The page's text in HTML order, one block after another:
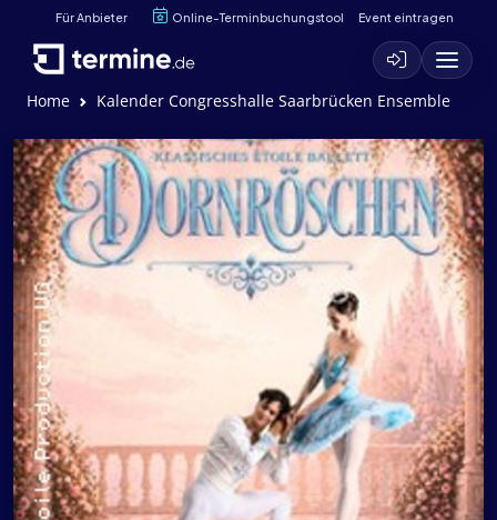
Für Anbieter Online-Terminbuchungstool Event eintragen
Home Kalender Congresshalle Saarbrücken Ensemble